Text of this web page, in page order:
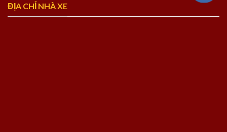
ĐỊA CHỈ NHÀ XE